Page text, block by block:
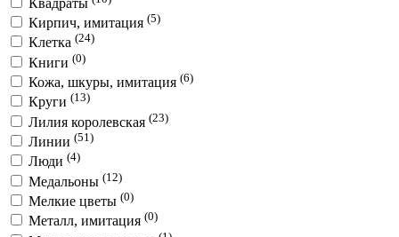
Кирпич, имитация (5)
Клетка (24)
Книги (0)
Кожа, шкуры, имитация (6)
Круги (13)
Лилия королевская (23)
Линии (51)
Люди (4)
Медальоны (12)
Мелкие цветы (0)
Металл, имитация (0)